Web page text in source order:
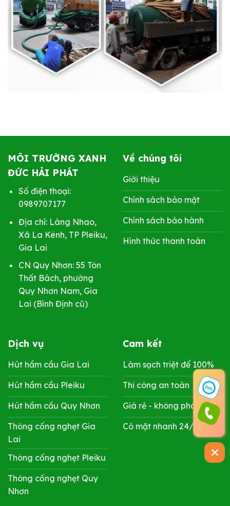
MÔI TRƯỜNG XANH
ĐỨC HẢI PHÁT
Số điện thoại:
0989707177
Địa chỉ: Làng Nhao,
Xã La Kênh, TP Pleiku,
Gia Lai
CN Quy Nhơn: 55 Tôn
Thất Bách, phường
Quy Nhơn Nam, Gia
Lai (Bình Định cũ)
Về chúng tôi
Giới thiệu
Chính sách bảo mật
Chính sách bảo hành
Hình thức thanh toán
Dịch vụ
Hút hầm cầu Gia Lai
Hút hầm cầu Pleiku
Hút hầm cầu Quy Nhơn
Thông cống nghẹt Gia
Lai
Thông cống nghẹt Pleiku
Thông cống nghẹt Quy
Nhơn
Cam kết
Làm sạch triệt để 100%
Thi công an toàn
Giá rẻ - không phát sinh
Có mặt nhanh 24/7